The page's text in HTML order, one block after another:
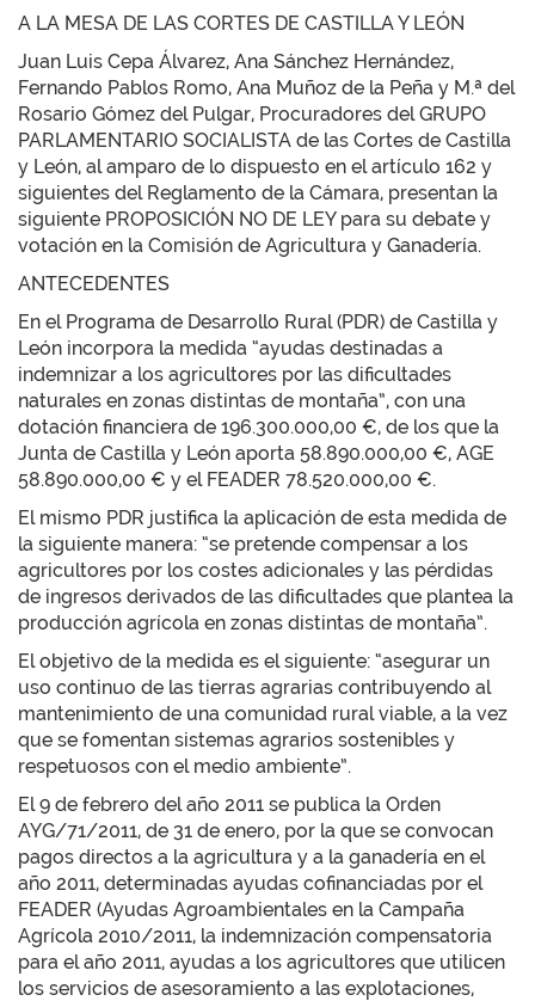
A LA MESA DE LAS CORTES DE CASTILLA Y LEÓN
Juan Luis Cepa Álvarez, Ana Sánchez Hernández,
Fernando Pablos Romo, Ana Muñoz de la Peña y M.ª del
Rosario Gómez del Pulgar, Procuradores del GRUPO
PARLAMENTARIO SOCIALISTA de las Cortes de Castilla
y León, al amparo de lo dispuesto en el artículo 162 y
siguientes del Reglamento de la Cámara, presentan la
siguiente PROPOSICIÓN NO DE LEY para su debate y
votación en la Comisión de Agricultura y Ganadería.
ANTECEDENTES
En el Programa de Desarrollo Rural (PDR) de Castilla y
León incorpora la medida “ayudas destinadas a
indemnizar a los agricultores por las dificultades
naturales en zonas distintas de montaña”, con una
dotación financiera de 196.300.000,00 €, de los que la
Junta de Castilla y León aporta 58.890.000,00 €, AGE
58.890.000,00 € y el FEADER 78.520.000,00 €.
El mismo PDR justifica la aplicación de esta medida de
la siguiente manera: “se pretende compensar a los
agricultores por los costes adicionales y las pérdidas
de ingresos derivados de las dificultades que plantea la
producción agrícola en zonas distintas de montaña”.
El objetivo de la medida es el siguiente: “asegurar un
uso continuo de las tierras agrarias contribuyendo al
mantenimiento de una comunidad rural viable, a la vez
que se fomentan sistemas agrarios sostenibles y
respetuosos con el medio ambiente”.
El 9 de febrero del año 2011 se publica la Orden
AYG/71/2011, de 31 de enero, por la que se convocan
pagos directos a la agricultura y a la ganadería en el
año 2011, determinadas ayudas cofinanciadas por el
FEADER (Ayudas Agroambientales en la Campaña
Agrícola 2010/2011, la indemnización compensatoria
para el año 2011, ayudas a los agricultores que utilicen
los servicios de asesoramiento a las explotaciones,